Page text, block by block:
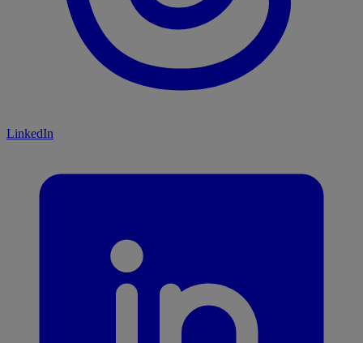
LinkedIn